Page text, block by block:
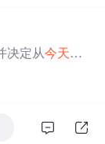
速进入睡眠
决定从今天开